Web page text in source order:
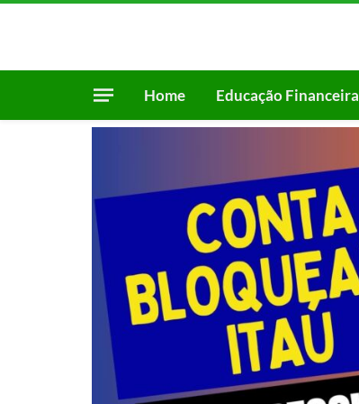
Home Educação Financeira